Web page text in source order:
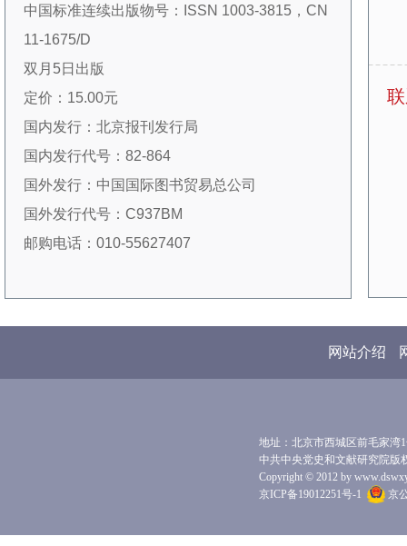
学术文章、搭建学术平台、传播学术信息，为推
动中共党史的研究、宣传、教学工作服务。设置
的主要栏目有：专题研究、人物研究、地方党史
研究、研究综述、探索与争鸣、史实考证、读史
札记、党史资料、理论与方法、马克思主义史学
史研究、国外中共党史研究、国外中共党史资
料、国际视野、研究动态，等等。
本刊一直受到广大读者、作者好评，在全国
学术界尤其是史学界具有很大影响。1999年、
提名奖）。本刊现为国家社科基金资助期刊、南
京大学“中文社会科学引文索引（CSSCI）来源
学“RCCSE中国核心学术期刊”、中国人民大
中国标准连续出版物号：ISSN 1003-3815，CN
11-1675/D
双月5日出版
定价：15.00元
国内发行：北京报刊发行局
国内发行代号：82-864
国外发行：中国国际图书贸易总公司
国外发行代号：C937BM
邮购电话：010-55627407
网站介绍
地址：北京市西城区前毛家湾
中共中央党史和文献研究院版
Copyright © 2012 by
京ICP备19012251号-1
京